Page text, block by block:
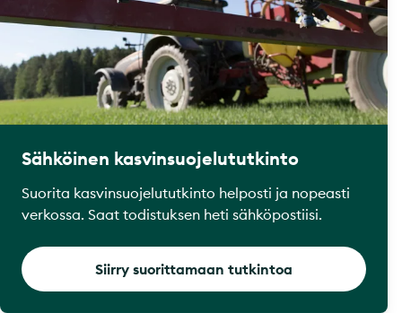
Sähköinen kasvinsuojelututkinto
Suorita kasvinsuojelututkinto helposti ja nopeasti
verkossa. Saat todistuksen heti sähköpostiisi.
Siirry suorittamaan tutkintoa